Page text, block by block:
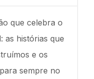
que celebra o
as histórias que
e os
sempre no